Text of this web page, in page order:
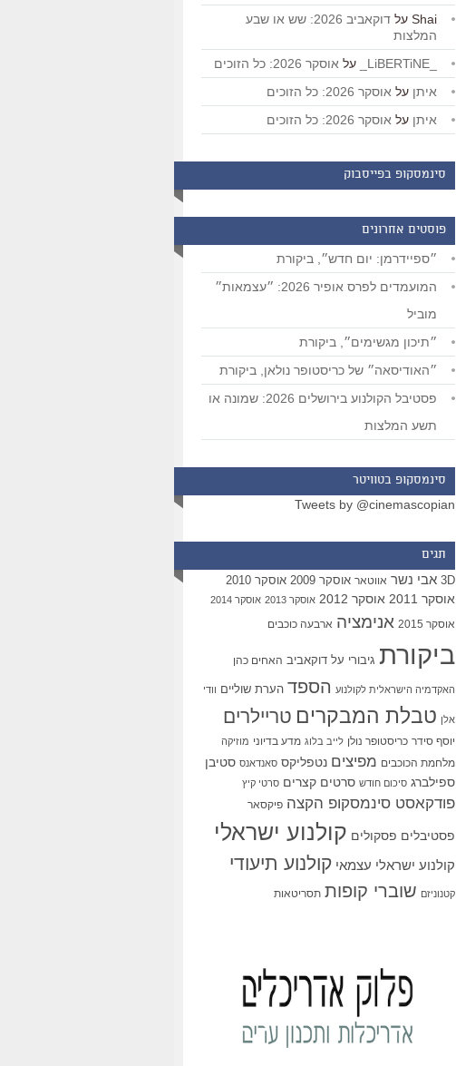
Shai על
דוקאביב 2026: שש או שבע
המלצות
על אוסקר 2026: כל הזוכים
איתן על אוסקר 2026: כל הזוכים
איתן על אוסקר 2026: כל הזוכים
סינמסקופ בפייסבוק
פוסטים אחרונים
״ספיידרמן: יום חדש״, ביקורת
המועמדים לפרס אופיר 2026: ״עצמאות״
מוביל
״תיכון מגשימים״, ביקורת
״האודיסאה״ של כריסטופר נולאן, ביקורת
פסטיבל הקולנוע בירושלים 2026: שמונה או
תשע המלצות
סינמסקופ בטוויטר
Tweets by @cinemascopian
תגים
3D אבי נשר אווטאר אוסקר 2009 אוסקר 2010
אוסקר 2011 אוסקר 2012 אוסקר 2013 אוסקר 2014
אוסקר 2015 אנימציה ארבעה כוכבים
ביקורת גיבורי על דוקאביב האחים כהן
האקדמיה הישראלית לקולנוע הספד הערת שוליים וודי
אלן טבלת המבקרים טריילרים
יוסף סידר כריסטופר נולן לייב בלוג מדע בדיוני מוזיקה
מלחמת הכוכבים מפיצים נטפליקס סאנדאנס סטיבן
ספילברג סיכום חודש סרטים קצרים סרטי קיץ
פודקאסט סינמסקופ הקצה פיקסאר
פסטיבלים פסקולים קולנוע ישראלי
קולנוע ישראלי עצמאי קולנוע תיעודי
קטנוניזם שוברי קופות תסריטאות